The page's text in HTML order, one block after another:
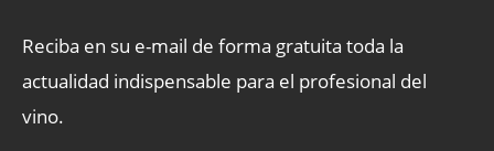
Reciba en su e-mail de forma gratuita toda la
actualidad indispensable para el profesional del
vino.